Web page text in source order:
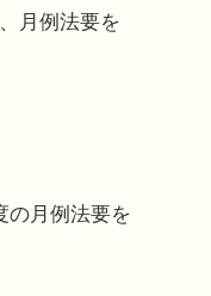
月例法要を
の月例法要を